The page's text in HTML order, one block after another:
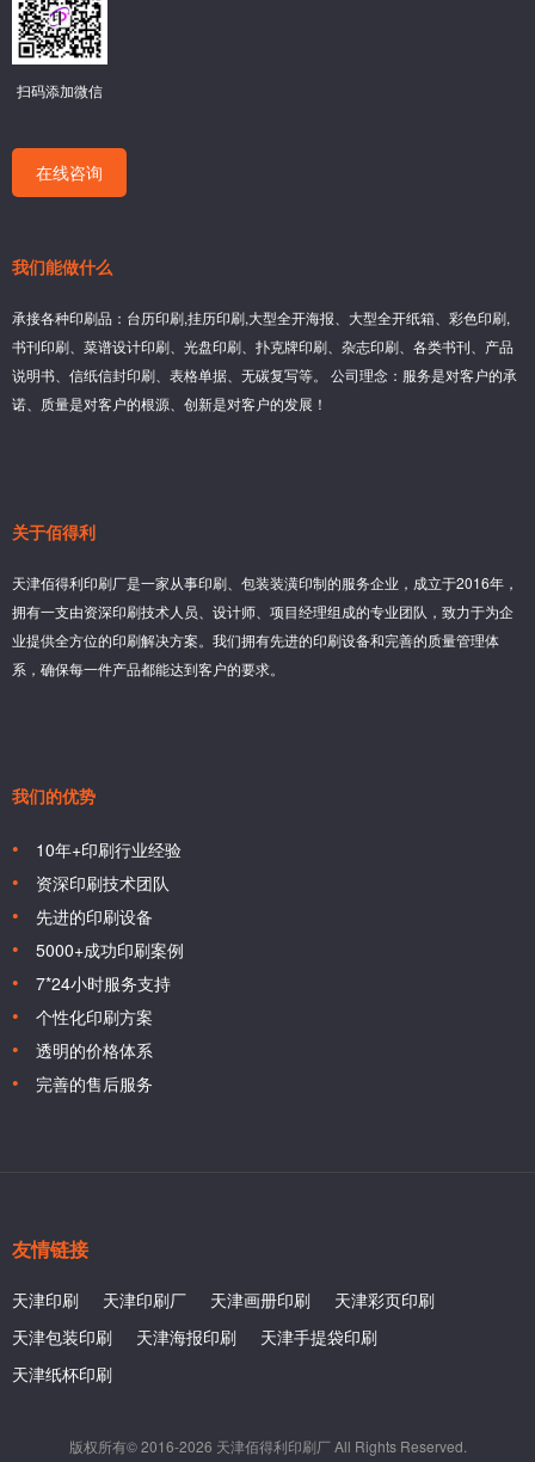
扫码添加微信
在线咨询
我们能做什么
承接各种印刷品：台历印刷,挂历印刷,大型全开海报、大型全开纸箱、彩色印刷,
书刊印刷、菜谱设计印刷、光盘印刷、扑克牌印刷、杂志印刷、各类书刊、产品
说明书、信纸信封印刷、表格单据、无碳复写等。 公司理念：服务是对客户的承
诺、质量是对客户的根源、创新是对客户的发展！
关于佰得利
天津佰得利印刷厂是一家从事印刷、包装装潢印制的服务企业，成立于2016年，
拥有一支由资深印刷技术人员、设计师、项目经理组成的专业团队，致力于为企
业提供全方位的印刷解决方案。我们拥有先进的印刷设备和完善的质量管理体
系，确保每一件产品都能达到客户的要求。
我们的优势
10年+印刷行业经验
资深印刷技术团队
先进的印刷设备
5000+成功印刷案例
7*24小时服务支持
个性化印刷方案
透明的价格体系
完善的售后服务
友情链接
天津印刷 天津印刷厂 天津画册印刷
天津彩页印刷
天津包装印刷
天津海报印刷
天津手提袋印刷
天津纸杯印刷
版权所有© 2016-2026 天津佰得利印刷厂 All Rights Reserved.